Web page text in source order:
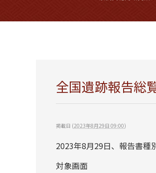
全国遺跡報告総
掲載日 (2023年8月29日 09:00)
2023年8月29日、報告書種
対象画面